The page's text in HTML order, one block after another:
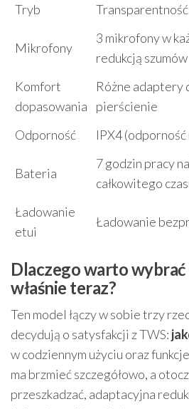
Tryb
Transparentność
Mikrofony
3 mikrofony w
redukcją szumów
Komfort
dopasowania
Różne adaptery
pierścienie
Odporność
IPX4
Bateria
7 godzin pracy
całkowitego
Ładowanie
etui
Ładowanie
Dlaczego warto
właśnie teraz?
Ten model łączy w sobie trzy
decydują o satysfakcji z TWS:
w codziennym użyciu oraz
ma brzmieć szczegółowo, a
przeszkadzać, adaptacyjna